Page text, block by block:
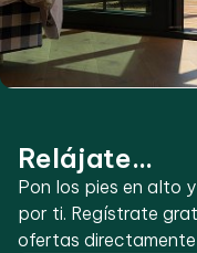
Relájate...
Pon los pies en alto
por ti. Regístrate
ofertas directamente